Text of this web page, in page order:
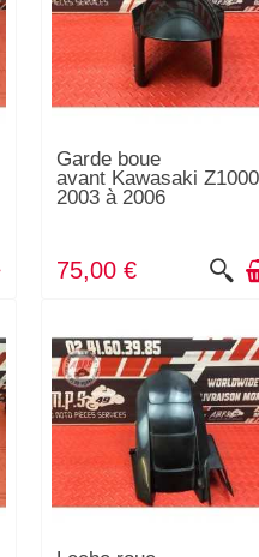
Garde boue
avant Kawasaki Z1000
2003 à 2006
75,00 €